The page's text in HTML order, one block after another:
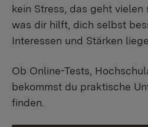
kein Stress, das geht
was dir hilft, dich selbst
Interessen und Stärken
Ob Online-Tests,
bekommst du praktische
finden.